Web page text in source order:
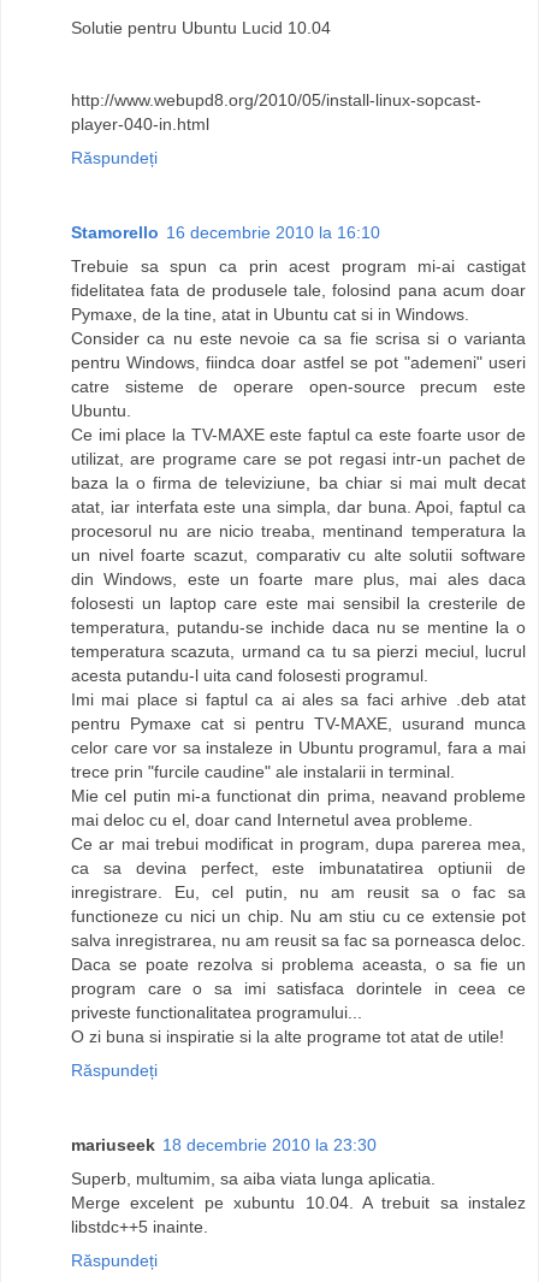
Solutie pentru Ubuntu Lucid 10.04
http://www.webupd8.org/2010/05/install-linux-sopcast-
player-040-in.html
Răspundeți
Stamorello 16 decembrie 2010 la 16:10
Trebuie sa spun ca prin acest program mi-ai castigat
fidelitatea fata de produsele tale, folosind pana acum doar
Pymaxe, de la tine, atat in Ubuntu cat si in Windows.
Consider ca nu este nevoie ca sa fie scrisa si o varianta
pentru Windows, fiindca doar astfel se pot "ademeni" useri
catre sisteme de operare open-source precum este
Ubuntu.
Ce imi place la TV-MAXE este faptul ca este foarte usor de
utilizat, are programe care se pot regasi intr-un pachet de
baza la o firma de televiziune, ba chiar si mai mult decat
atat, iar interfata este una simpla, dar buna. Apoi, faptul ca
procesorul nu are nicio treaba, mentinand temperatura la
un nivel foarte scazut, comparativ cu alte solutii software
din Windows, este un foarte mare plus, mai ales daca
folosesti un laptop care este mai sensibil la cresterile de
temperatura, putandu-se inchide daca nu se mentine la o
temperatura scazuta, urmand ca tu sa pierzi meciul, lucrul
acesta putandu-l uita cand folosesti programul.
Imi mai place si faptul ca ai ales sa faci arhive .deb atat
pentru Pymaxe cat si pentru TV-MAXE, usurand munca
celor care vor sa instaleze in Ubuntu programul, fara a mai
trece prin "furcile caudine" ale instalarii in terminal.
Mie cel putin mi-a functionat din prima, neavand probleme
mai deloc cu el, doar cand Internetul avea probleme.
Ce ar mai trebui modificat in program, dupa parerea mea,
ca sa devina perfect, este imbunatatirea optiunii de
inregistrare. Eu, cel putin, nu am reusit sa o fac sa
functioneze cu nici un chip. Nu am stiu cu ce extensie pot
salva inregistrarea, nu am reusit sa fac sa porneasca deloc.
Daca se poate rezolva si problema aceasta, o sa fie un
program care o sa imi satisfaca dorintele in ceea ce
priveste functionalitatea programului...
O zi buna si inspiratie si la alte programe tot atat de utile!
Răspundeți
mariuseek 18 decembrie 2010 la 23:30
Superb, multumim, sa aiba viata lunga aplicatia.
Merge excelent pe xubuntu 10.04. A trebuit sa instalez
libstdc++5 inainte.
Răspundeți